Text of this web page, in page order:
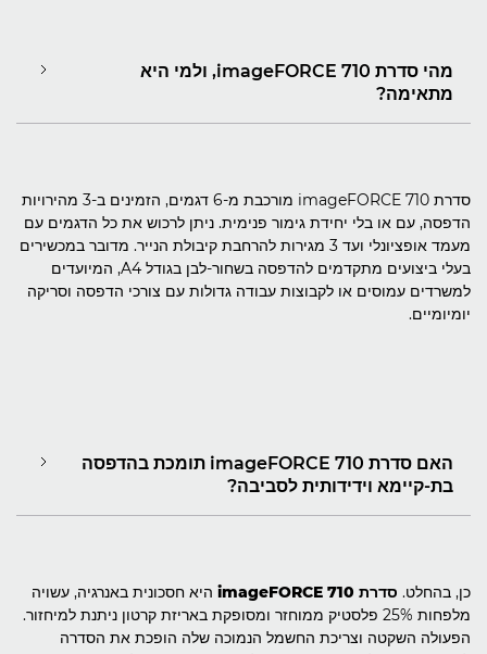
מהי סדרת imageFORCE 710, ולמי היא
מתאימה?
סדרת imageFORCE 710 מורכבת מ-6 דגמים, הזמינים ב-3 מהירויות
הדפסה, עם או בלי יחידת גימור פנימית. ניתן לרכוש את כל הדגמים עם
מעמד אופציונלי ועד 3 מגירות להרחבת קיבולת הנייר. מדובר במכשירים
בעלי ביצועים מתקדמים להדפסה בשחור-לבן בגודל A4, המיועדים
למשרדים עמוסים או לקבוצות עבודה גדולות עם צורכי הדפסה וסריקה
יומיומיים.
האם סדרת imageFORCE 710 תומכת בהדפסה
בת-קיימא וידידותית לסביבה?
כן, בהחלט. סדרת imageFORCE 710
היא חסכונית באנרגיה, עשויה
מלפחות 25% פלסטיק ממוחזר ומסופקת באריזת קרטון ניתנת למיחזור.
הפעולה השקטה וצריכת החשמל הנמוכה שלה הופכת את הסדרה